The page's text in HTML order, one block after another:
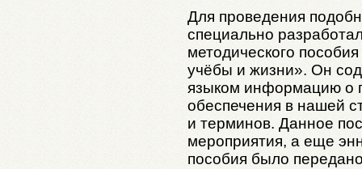
Для проведения
специально
методического
учёбы и жизни». Он
языком информацию о
обеспечения в нашей
и терминов. Данное
мероприятия, а еще
пособия было